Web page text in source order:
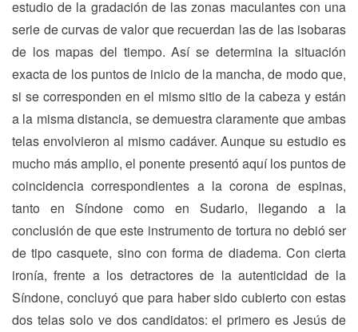
estudio de la gradación de las zonas maculantes con una
serie de curvas de valor que recuerdan las de las isobaras
de los mapas del tiempo. Así se determina la situación
exacta de los puntos de inicio de la mancha, de modo que,
si se corresponden en el mismo sitio de la cabeza y están
a la misma distancia, se demuestra claramente que ambas
telas envolvieron al mismo cadáver. Aunque su estudio es
mucho más amplio, el ponente presentó aquí los puntos de
coincidencia correspondientes a la corona de espinas,
tanto en Síndone como en Sudario, llegando a la
conclusión de que este instrumento de tortura no debió ser
de tipo casquete, sino con forma de diadema. Con cierta
ironía, frente a los detractores de la autenticidad de la
Síndone, concluyó que para haber sido cubierto con estas
dos telas solo ve dos candidatos: el primero es Jesús de